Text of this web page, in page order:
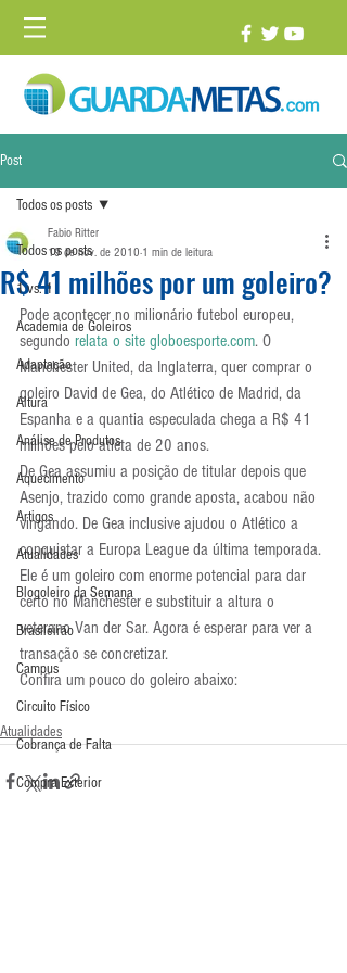
Post
Todos os posts
1 vs. 1
Academia de Goleiros
Adaptação
Altura
Análise de Produtos
Aquecimento
Artigos
Atualidades
Blogoleiro da Semana
Brasileirão
Campus
Circuito Físico
Cobrança de Falta
Compra Exterior
Todos os posts
R$ 41 milhões por um goleiro?
Fabio Ritter
19 de nov. de 2010 1 min de leitura
Pode acontecer no milionário futebol europeu,
segundo relata o site globoesporte.com. O
Manchester United, da Inglaterra, quer comprar o
goleiro David de Gea, do Atlético de Madrid, da
Espanha e a quantia especulada chega a R$ 41
milhões pelo atleta de 20 anos.
De Gea assumiu a posição de titular depois que
Asenjo, trazido como grande aposta, acabou não
vingando. De Gea inclusive ajudou o Atlético a
conquistar a Europa League da última temporada.
Ele é um goleiro com enorme potencial para dar
certo no Manchester e substituir a altura o
veterano Van der Sar. Agora é esperar para ver a
transação se concretizar.
Confira um pouco do goleiro abaixo:
Atualidades